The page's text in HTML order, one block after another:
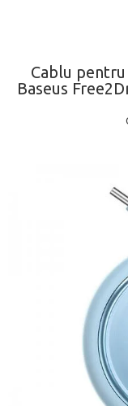
Cablu
Baseus